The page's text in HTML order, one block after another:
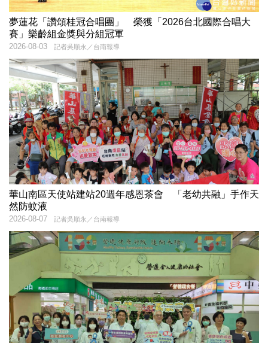
夢蓮花「讚頌桂冠合唱團」 榮獲「2026台北國際合唱大
賽」樂齡組金獎與分組冠軍
記者吳順永／台南報導
2026-08-03
華山南區天使站建站20週年感恩茶會 「老幼共融」手作天
然防蚊液
記者吳順永／台南報導
2026-08-07